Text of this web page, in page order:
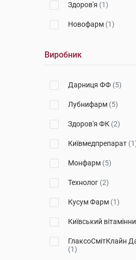
Здоров'я (1)
Новофарм (1)
Виробник
Дарниця ФФ (5)
Лубнифарм (5)
Здоров'я ФК (2)
Київмедпрепарат
Монфарм (5)
Технолог (2)
Кусум Фарм (1)
Київський
ГлаксоСмітКлайн
(1)